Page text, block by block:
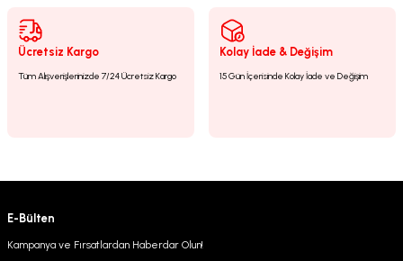
Ücretsiz Kargo
Tüm Alışverişlerinizde 7/24 Ücretsiz Kargo
Kolay İade & Değişim
15 Gün İçerisinde Kolay İade ve Değişim
E-Bülten
Kampanya ve Fırsatlardan Haberdar Olun!